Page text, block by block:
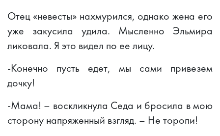
Отец «невесты» нахмурился, однако жена его
уже закусила удила. Мысленно Эльмира
ликовала. Я это видел по ее лицу.
-Конечно пусть едет, мы сами привезем
дочку!
-Мама! – воскликнула Седа и бросила в мою
сторону напряженный взгляд. – Не торопи!